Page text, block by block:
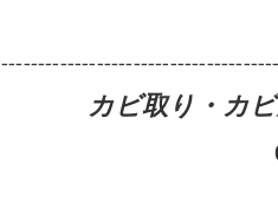
カビ取り・カ